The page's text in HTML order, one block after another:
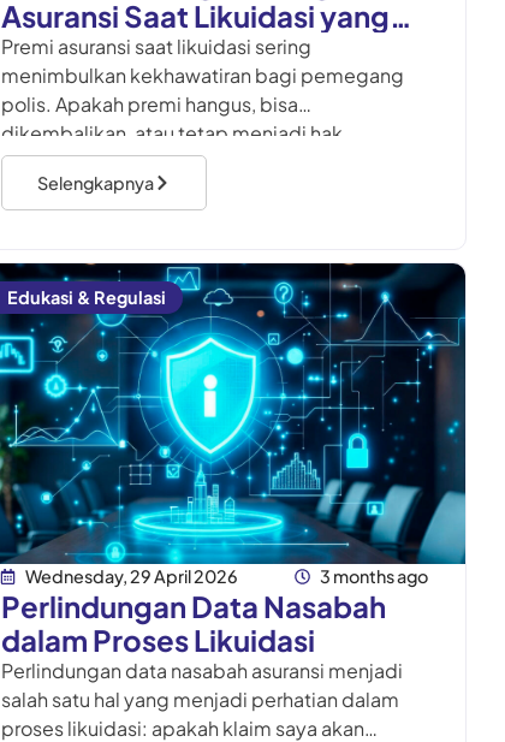
Asuransi Saat Likuidasi yang
Wajib Dipahami
Premi asuransi saat likuidasi sering
menimbulkan kekhawatiran bagi pemegang
polis. Apakah premi hangus, bisa
dikembalikan, atau tetap menjadi hak
nasabah? Simak 7 fakta pentingnya di sini..
Tidak sedikit pemegang polis
Selengkapnya
Edukasi & Regulasi
Wednesday, 29 April 2026 3 months ago
Perlindungan Data Nasabah
dalam Proses Likuidasi
Perlindungan data nasabah asuransi menjadi
salah satu hal yang menjadi perhatian dalam
proses likuidasi: apakah klaim saya akan